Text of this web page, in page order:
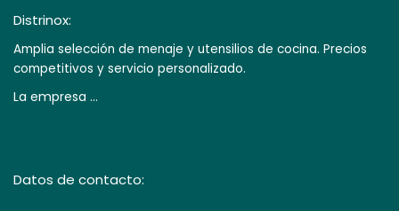
Distrinox:
Amplia selección de menaje y utensilios de cocina. Precios
competitivos y servicio personalizado.
La empresa ...
Datos de contacto: